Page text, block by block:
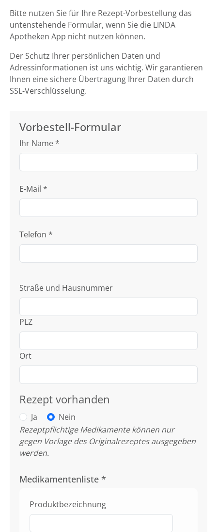
Bitte nutzen Sie für Ihre Rezept-Vorbestellung das
untenstehende Formular, wenn Sie die LINDA
Apotheken App nicht nutzen können.
Der Schutz Ihrer persönlichen Daten und
Adressinformationen ist uns wichtig. Wir garantieren
Ihnen eine sichere Übertragung Ihrer Daten durch
SSL-Verschlüsselung.
Vorbestell-Formular
Ihr Name *
E-Mail *
Telefon *
Straße und Hausnummer
PLZ
Ort
Rezept vorhanden
Ja
Nein
Rezeptpflichtige Medikamente können nur
gegen Vorlage des Originalrezeptes ausgegeben
werden.
Medikamentenliste *
Produktbezeichnung